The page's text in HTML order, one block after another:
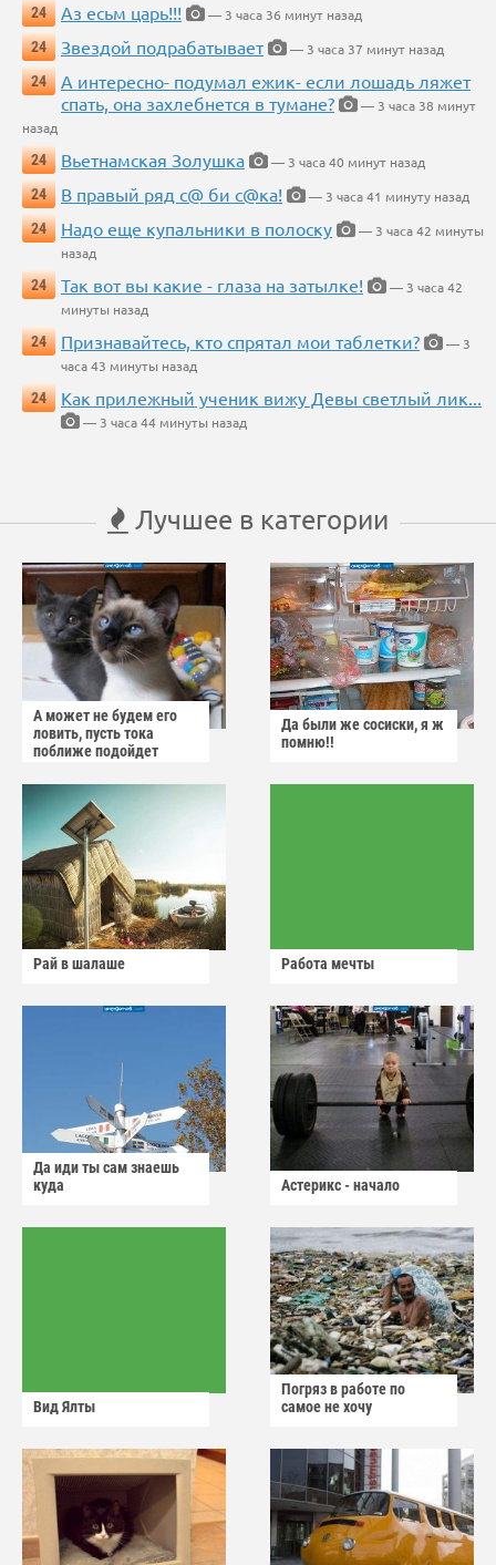
24
Аз есьм царь!!!
— 3 часа 36 минут назад
24
Звездой подрабатывает
— 3 часа 37 минут назад
24
А интересно- подумал ежик- если лошадь ляжет
спать, она захлебнется в тумане?
— 3 часа 38 минут
назад
24
Вьетнамская Золушка
— 3 часа 40 минут назад
24
В правый ряд с@ би с@ка!
— 3 часа 41 минуту назад
24
Надо еще купальники в полоску
— 3 часа 42 минуты
назад
24
Так вот вы какие - глаза на затылке!
— 3 часа 42
минуты назад
24
Признавайтесь, кто спрятал мои таблетки?
— 3
часа 43 минуты назад
24
Как прилежный ученик вижу Девы светлый лик...
— 3 часа 44 минуты назад
Лучшее в категории
А может не будем его
ловить, пусть тока
поближе подойдет
Да были же сосиски, я ж
помню!!
Рай в шалаше Работа мечты
Да иди ты сам знаешь
куда
Астерикс - начало
Вид Ялты
Погряз в работе по
самое не хочу